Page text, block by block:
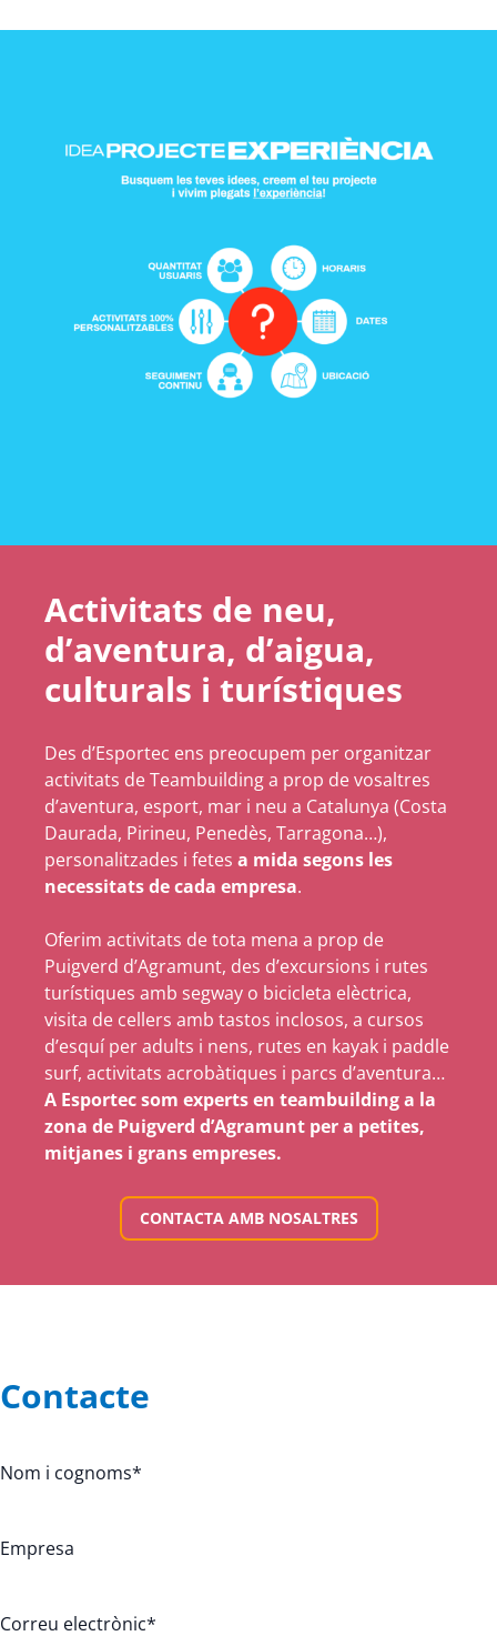
Activitats de neu,
d’aventura, d’aigua,
culturals i turístiques
Des d’Esportec ens preocupem per organitzar
activitats de Teambuilding a prop de vosaltres
d’aventura, esport, mar i neu a Catalunya (Costa
Daurada, Pirineu, Penedès, Tarragona…),
personalitzades i fetes a mida segons les
necessitats de cada empresa.
Oferim activitats de tota mena a prop de
Puigverd d’Agramunt, des d’excursions i rutes
turístiques amb segway o bicicleta elèctrica,
visita de cellers amb tastos inclosos, a cursos
d’esquí per adults i nens, rutes en kayak i paddle
surf, activitats acrobàtiques i parcs d’aventura…
A Esportec som experts en teambuilding a la
zona de Puigverd d’Agramunt per a petites,
mitjanes i grans empreses.
CONTACTA AMB NOSALTRES
Contacte
Nom i cognoms*
Empresa
Correu electrònic*